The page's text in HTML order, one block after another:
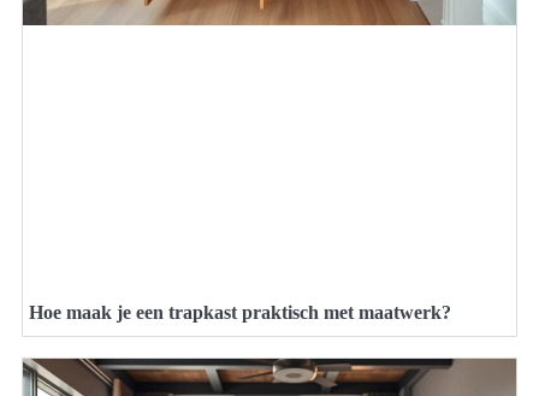
Hoe maak je een trapkast praktisch met maatwerk?